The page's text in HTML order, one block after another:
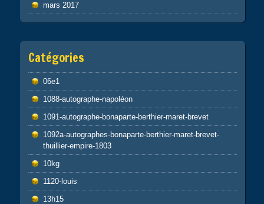
mars 2017
Catégories
06e1
1088-autographe-napoléon
1091-autographe-bonaparte-berthier-maret-brevet
1092a-autographes-bonaparte-berthier-maret-brevet-
thuillier-empire-1803
10kg
1120-louis
13h15